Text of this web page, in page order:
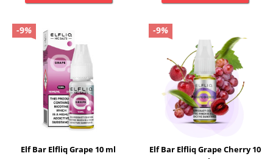
Elf Bar Elfliq Grape 10 ml
-9%
Elf Bar Elfliq Grape Cherry 10
-9%